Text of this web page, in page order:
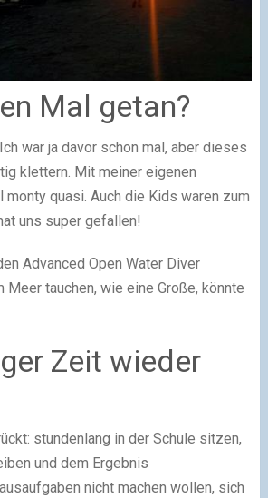
Mal getan?
war ja davor schon mal, aber dieses
klettern. Mit meiner eigenen
monty quasi. Auch die Kids waren zum
uns super gefallen!
Advanced Open Water Diver
Meer tauchen, wie eine Große, könnte
Zeit wieder
stundenlang in der Schule sitzen,
und dem Ergebnis
nicht machen wollen, sich